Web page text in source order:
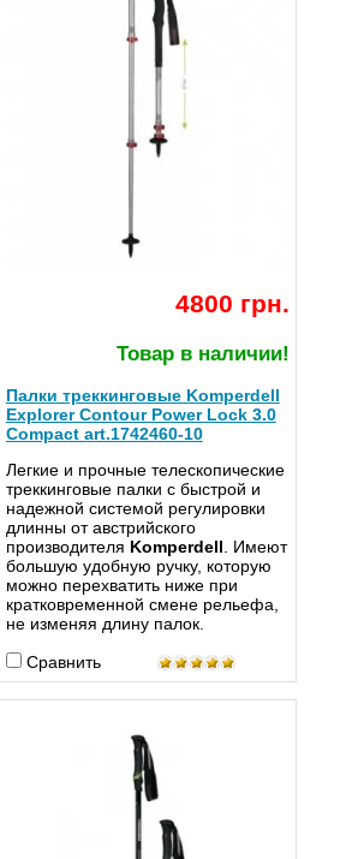
4800 грн.
Товар в наличии!
Палки треккинговые Komperdell
Explorer Contour Power Lock 3.0
Compact art.1742460-10
Легкие и прочные телескопические
треккинговые палки с быстрой и
надежной системой регулировки
длинны от австрийского
производителя Komperdell . Имеют
большую удобную ручку, которую
можно перехватить ниже при
кратковременной смене рельефа,
не изменяя длину палок.
Сравнить